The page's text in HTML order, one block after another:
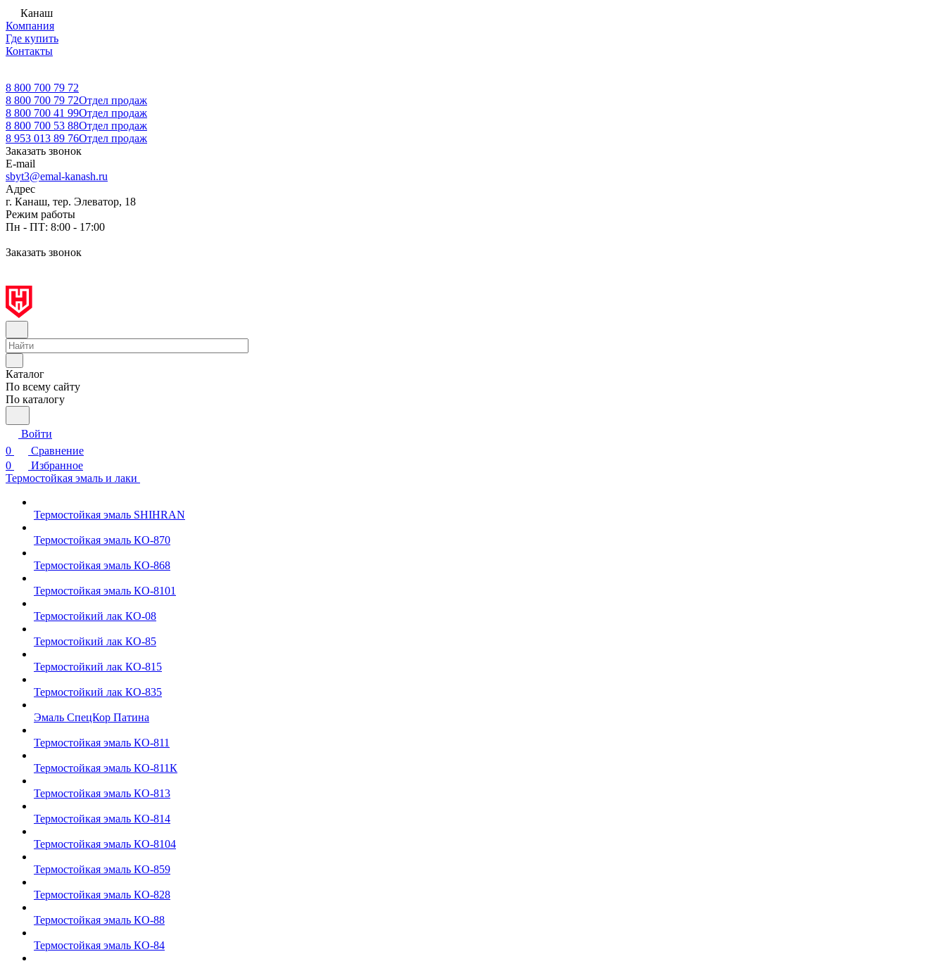
Канаш
Компания
Где купить
Контакты
8 800 700 79 72
8 800 700 79 72Отдел продаж
8 800 700 41 99Отдел продаж
8 800 700 53 88Отдел продаж
8 953 013 89 76Отдел продаж
Заказать звонок
E-mail
sbyt3@emal-kanash.ru
Адрес
г. Канаш, тер. Элеватор, 18
Режим работы
Пн - ПТ: 8:00 - 17:00
Заказать звонок
Каталог
По всему сайту
По каталогу
Войти
0
Сравнение
0
Избранное
Термостойкая эмаль и лаки
Термостойкая эмаль SHIHRAN
Термостойкая эмаль КО-870
Термостойкая эмаль КО-868
Термостойкая эмаль КО-8101
Термостойкий лак КО-08
Термостойкий лак КО-85
Термостойкий лак КО-815
Термостойкий лак КО-835
Эмаль СпецКор Патина
Термостойкая эмаль КО-811
Термостойкая эмаль КО-811К
Термостойкая эмаль КО-813
Термостойкая эмаль КО-814
Термостойкая эмаль КО-8104
Термостойкая эмаль КО-859
Термостойкая эмаль КО-828
Термостойкая эмаль КО-88
Термостойкая эмаль КО-84